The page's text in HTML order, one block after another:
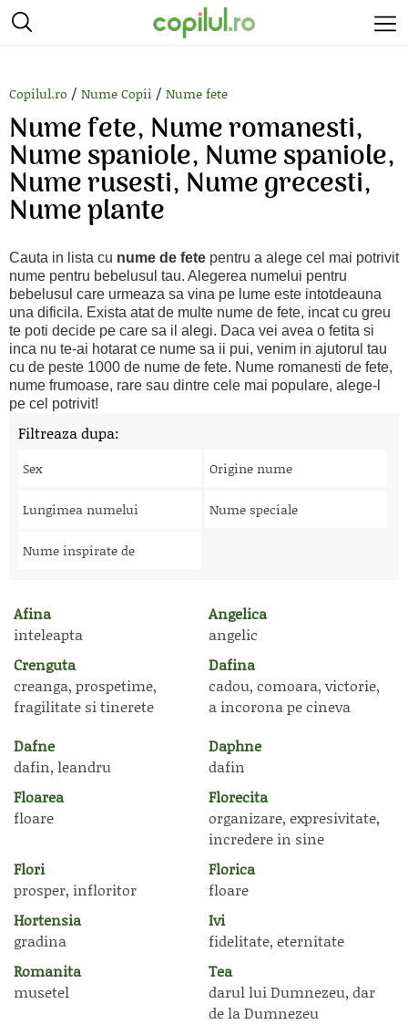
Copilul.ro / Nume Copii / Nume fete
Nume fete, Nume romanesti,
Nume spaniole, Nume spaniole,
Nume rusesti, Nume grecesti,
Nume plante
Cauta in lista cu nume de fete pentru a alege cel mai potrivit
nume pentru bebelusul tau. Alegerea numelui pentru
bebelusul care urmeaza sa vina pe lume este intotdeauna
una dificila. Exista atat de multe nume de fete, incat cu greu
te poti decide pe care sa il alegi. Daca vei avea o fetita si
inca nu te-ai hotarat ce nume sa ii pui, venim in ajutorul tau
cu de peste 1000 de nume de fete. Nume romanesti de fete,
nume frumoase, rare sau dintre cele mai populare, alege-l
pe cel potrivit!
Filtreaza dupa:
Sex Origine nume
Lungimea numelui Nume speciale
Nume inspirate de
Afina
inteleapta
Angelica
angelic
Crenguta
creanga, prospetime,
fragilitate si tinerete
Dafina
cadou, comoara, victorie,
a incorona pe cineva
Dafne
dafin, leandru
Daphne
dafin
Floarea
floare
Florecita
organizare, expresivitate,
incredere in sine
Flori
prosper, infloritor
Florica
floare
Hortensia
gradina
Ivi
fidelitate, eternitate
Romanita
musetel
Tea
darul lui Dumnezeu, dar
de la Dumnezeu